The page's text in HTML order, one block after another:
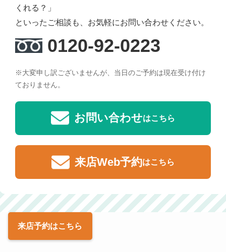
来店予約はこちら
くれる？」
といったご相談も、お気軽にお問い合わせください。
0120-92-0223
※大変申し訳ございませんが、当日のご予約は現在受け付け
ておりません。
お問い合わせはこちら
来店Web予約はこちら